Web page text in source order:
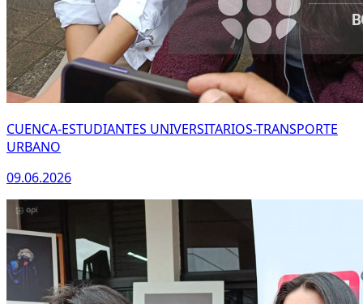
CUENCA-ESTUDIANTES UNIVERSITARIOS-TRANSPORTE
URBANO
09.06.2026